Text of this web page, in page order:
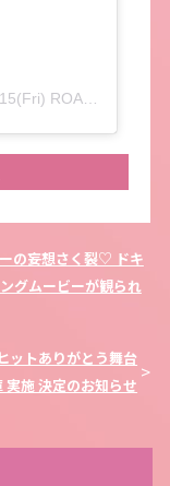
映画『恋わずらいのエリー』公式 3.15(Fri) ROADSHOW♡(@_lovesickellie_)がシェアした投稿
の妄想さく裂♡ ドキ
グムービーが観られ
ットありがとう舞台
実施 決定のお知らせ